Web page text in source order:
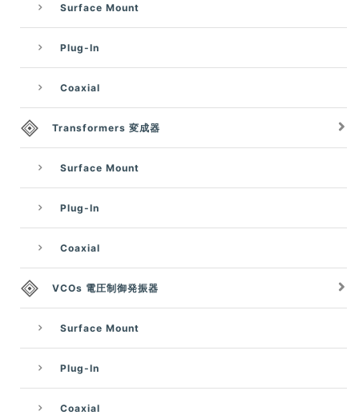
Surface Mount
Plug-In
Coaxial
Transformers 変成器
Surface Mount
Plug-In
Coaxial
VCOs 電圧制御発振器
Surface Mount
Plug-In
Coaxial